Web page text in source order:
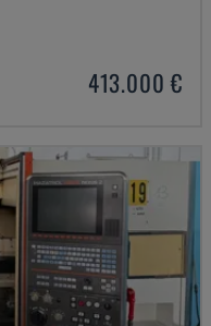
413.000 €